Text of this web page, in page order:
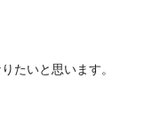
たいと思います。